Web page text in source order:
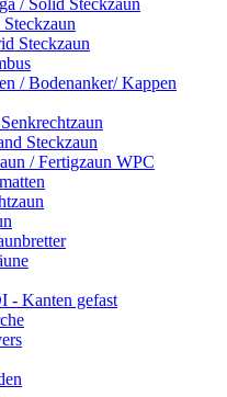
Steckzaun
/ Bodenanker/ Kappen
Steckzaun
/ Fertigzaun WPC
- Kanten gefast